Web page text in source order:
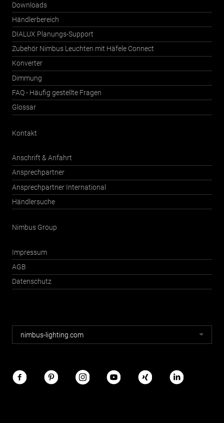
Downloads
Händlerbereich
DIALUX Planungs-Support
Zubehör Nimbus Leuchten mit Häfele Connect
Konverter
Dimmung
FAQ - Häufig gestellte Fragen
Glossar
Kontakt
Anschrift & Anfahrt
Ansprechpartner
Ansprechpartner International
Händlersuche
Nimbus Group
Impressum
AGB
Datenschutz
Nimbus
Webseiten
nimbus-lighting.com
Nimbus
im